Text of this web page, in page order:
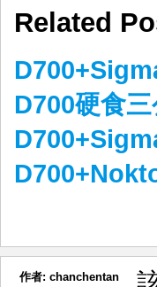
Related
D700硬食
作者: chanchentan